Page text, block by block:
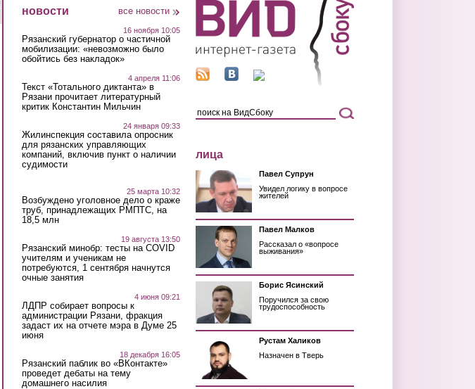
новости все новости
16 ноября 10:05
Рязанский губернатор о частичной
мобилизации: «невозможно было
обойтись без накладок»
4 апреля 11:06
Текст «Тотального диктанта» в
Рязани прочитает литературный
критик Константин Мильчин
24 января 09:33
Жилинспекция составила опросник
для рязанских управляющих
компаний, включив пункт о наличии
судимости
25 марта 10:32
Возбуждено уголовное дело о краже
труб, принадлежащих РМПТС, на
18,5 млн
19 августа 13:50
Рязанский минобр: тесты на COVID
учителям и ученикам не
потребуются, 1 сентября начнутся
очные занятия
4 июня 09:21
ЛДПР собирает вопросы к
администрации Рязани, фракция
задаст их на отчете мэра в Думе 25
июня
18 декабря 16:05
Рязанский паблик во «ВКонтакте»
проведет дебаты на тему
домашнего насилия
лица
Павел Супрун
Увидел логику в вопросе
жителей
Павел Малков
Рассказал о «вопросе
выживания»
Борис Ясинский
Поручился за свою
трудоспособность
Рустам Халиков
Назначен в Тверь